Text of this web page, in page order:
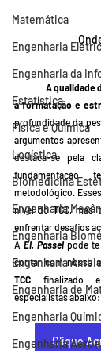
Matemática
Engenharia
Engenharia da
Estatística
Física e Química
Logística
Biomedicina
Engenharia
Engenharia
Engenharia
Engenharia de
Engenharia
Engenharia
A qualidade
à formatação e
profundidade da
argumentos
destaca-se pela
fundamentação
metodológico.
nível do TCC, mas
enfrentar desafios
A Ei, Passei pode te
contar com nossa
TCC finalizado e
especialistas abaixo:
Clique